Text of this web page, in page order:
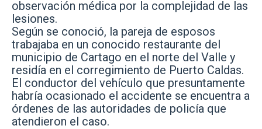
observación médica por la complejidad de las
lesiones.
Según se conoció, la pareja de esposos
trabajaba en un conocido restaurante del
municipio de Cartago en el norte del Valle y
residía en el corregimiento de Puerto Caldas.
El conductor del vehículo que presuntamente
habría ocasionado el accidente se encuentra a
órdenes de las autoridades de policía que
atendieron el caso.